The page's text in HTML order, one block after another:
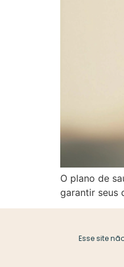
O plano de
garantir seus
Esse site